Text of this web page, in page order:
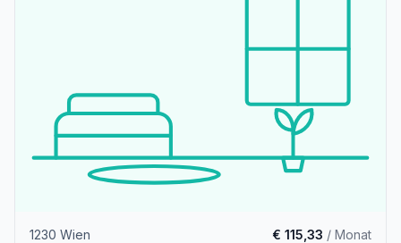
1230 Wien € 115,33 / Monat